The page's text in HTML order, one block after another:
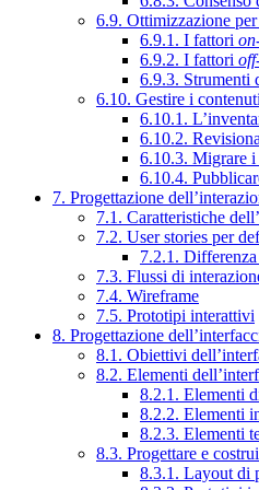
6.9. Ottimizzazione
6.9.1. I fattori
6.9.2. I fattori
6.9.3. Strumenti
6.10. Gestire i contenuti
6.10.1.
6.10.2.
6.10.3. Migrare i
6.10.4.
7. Progettazione
7.1. Caratteristiche
7.2. User stories per
7.2.1. Differenza
7.3. Flussi di
7.4. Wireframe
7.5. Prototipi interattivi
8. Progettazione
8.1. Obiettivi
8.2. Elementi
8.2.1. Elementi
8.2.2. Elementi
8.2.3. Elementi
8.3. Progettare e
8.3.1. Layout di